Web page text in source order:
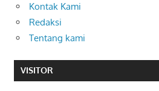
Kontak Kami
Redaksi
Tentang kami
VISITOR